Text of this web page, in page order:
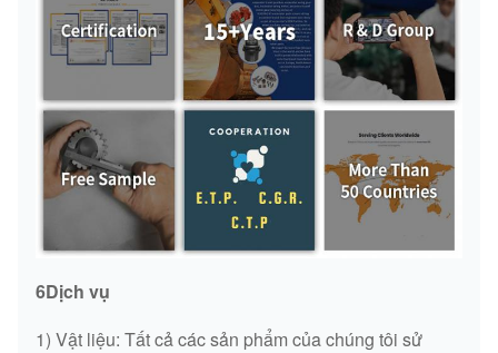
BOLT4
BOLT
SHOE
6Dịch vụ
1) Vật liệu: Tất cả các sản phẩm của chúng tôi sử